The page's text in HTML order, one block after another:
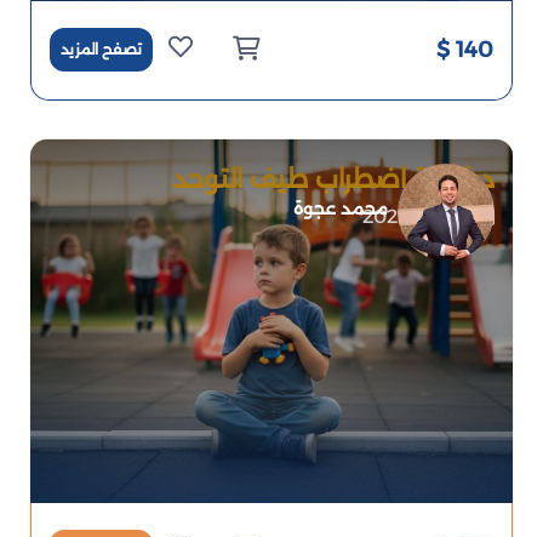
140 $ تصفح المزيد
محمد عجوة
دبلومة اضطراب طيف التوحد
2026-06-25